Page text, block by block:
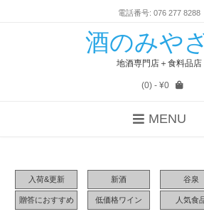
電話番号: 076 277 8288
酒のみや
地酒専門店＋食料品店
(0)- ¥0
MENU
入荷&更新 新酒 谷泉
贈答におすすめ 低価格ワイン 人気食